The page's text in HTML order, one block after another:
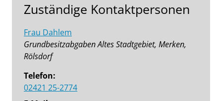
Zuständige Kontaktpersonen
Frau Dahlem
Grundbesitzabgaben Altes Stadtgebiet, Merken,
Rölsdorf
Telefon:
02421 25-2774